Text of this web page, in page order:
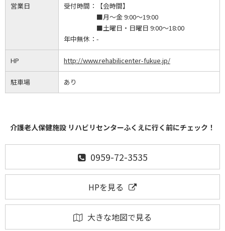
営業日 受付時間：
【会時間】
■月～金 9:00～19:00
■土曜日・日曜日 9:00～18:00
年中無休： -
HP http://www.rehabilicenter-fukue.jp/
駐車場 あり
介護老人保健施設 リハビリセンターふくえに行く前にチェック！
0959-72-3535
HPを見る
大きな地図で見る